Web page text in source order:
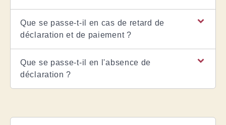
Que se passe-t-il en cas de retard de
déclaration et de paiement ?
Que se passe-t-il en l'absence de
déclaration ?